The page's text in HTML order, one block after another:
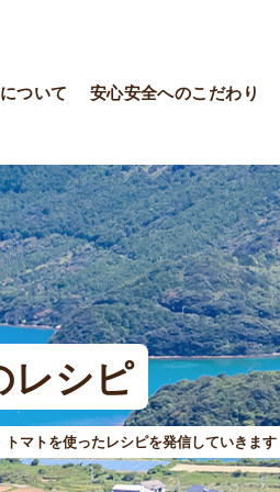
ついて 安心安全へのこだわり
レシピ
トマトを使ったレシピを発信していきます